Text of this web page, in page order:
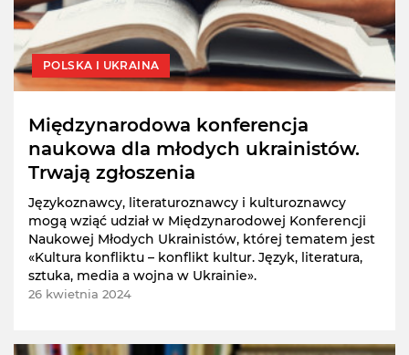
POLSKA I UKRAINA
Międzynarodowa konferencja
naukowa dla młodych ukrainistów.
Trwają zgłoszenia
Językoznawcy, literaturoznawcy i kulturoznawcy
mogą wziąć udział w Międzynarodowej Konferencji
Naukowej Młodych Ukrainistów, której tematem jest
«Kultura konfliktu – konflikt kultur. Język, literatura,
sztuka, media a wojna w Ukrainie».
26 kwietnia 2024